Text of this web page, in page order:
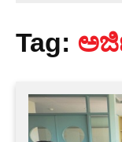
Tag: